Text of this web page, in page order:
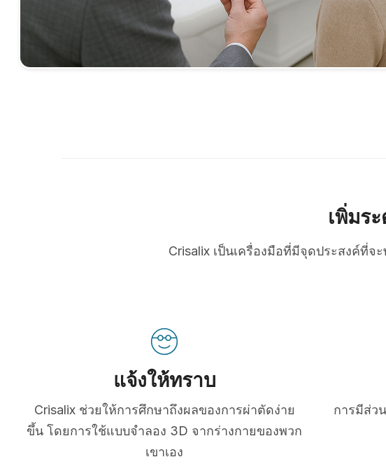
เพิ่มร
Crisalix เป็นเครื่องมือที่มีจุดประสงค์ที่
แจ้งให้ทราบ
Crisalix ช่วยให้การศึกษาถึงผลของการผ่าตัดง่าย
ขึ้น โดยการใช้แบบจำลอง 3D จากร่างกายของพวก
เขาเอง
การมีส่ว